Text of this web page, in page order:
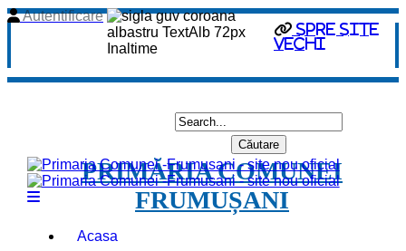
spre site
vechi
Autentificare
PRIMĂRIA COMUNEI
FRUMUȘANI
Acasa